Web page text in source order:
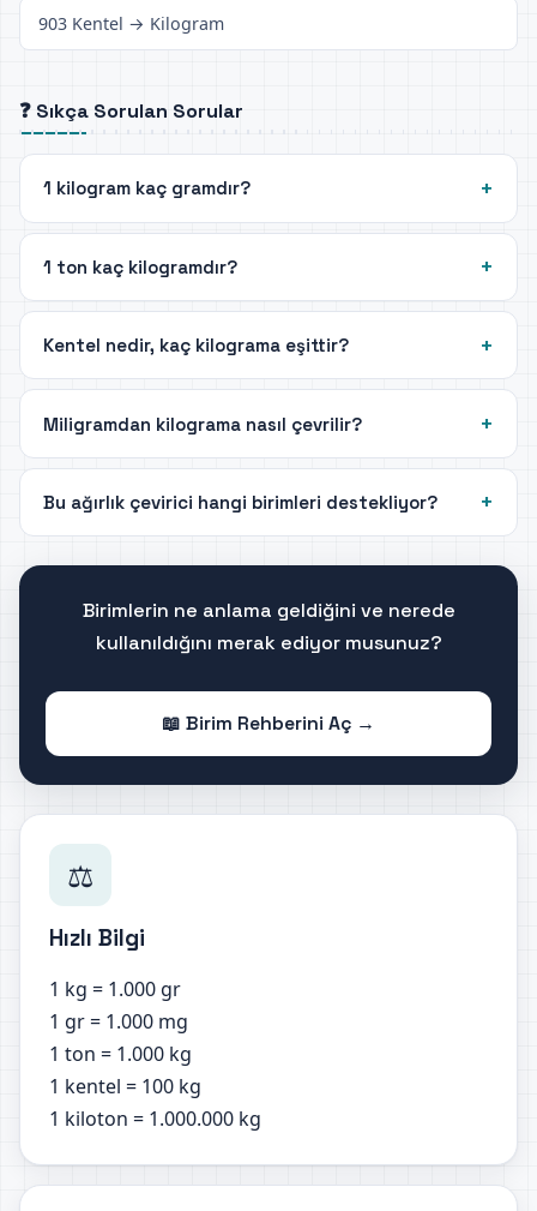
903 Kentel → Kilogram
❓ Sıkça Sorulan Sorular
1 kilogram kaç gramdır?
1 ton kaç kilogramdır?
Kentel nedir, kaç kilograma eşittir?
Miligramdan kilograma nasıl çevrilir?
Bu ağırlık çevirici hangi birimleri destekliyor?
Birimlerin ne anlama geldiğini ve nerede
kullanıldığını merak ediyor musunuz?
📖 Birim Rehberini Aç →
⚖️
Hızlı Bilgi
1 kg = 1.000 gr
1 gr = 1.000 mg
1 ton = 1.000 kg
1 kentel = 100 kg
1 kiloton = 1.000.000 kg